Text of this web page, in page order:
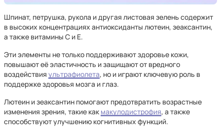
Шпинат, петрушка, рукола и другая листовая зелень содержит
в высоких концентрациях антиоксиданты лютеин, зеаксантин,
а также витамины C и E.
Эти элементы не только поддерживают здоровье кожи,
повышают её эластичность и защищают от вредного
воздействия ультрафиолета, но и играют ключевую роль в
поддержке здоровья мозга и глаз.
Лютеин и зеаксантин помогают предотвратить возрастные
изменения зрения, такие как макулодистрофия, а также
способствуют улучшению когнитивных функций.